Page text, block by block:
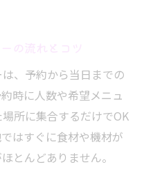
、予約から当日までの
時に人数や希望メニュ
所に集合するだけでOK
はすぐに食材や機材が
とんどありません。